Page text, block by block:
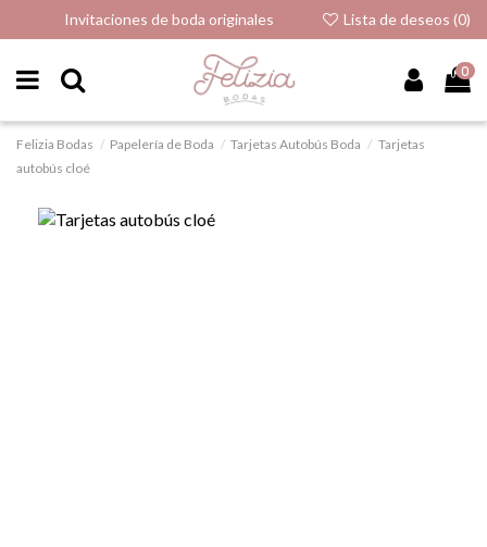
Invitaciones de boda originales Lista de deseos (0)
0
Felizia Bodas Papelería de Boda Tarjetas Autobús Boda
Tarjetas
autobús cloé